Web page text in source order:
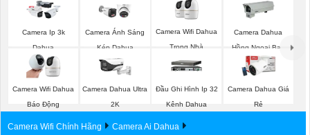
Camera Ip 3k
Dahua
Camera Ánh Sáng
Kép Dahua
Camera Wifi Dahua
Trong Nhà
Camera Dahua
Hồng Ngoại Ban
Đêm
Camera Wifi Dahua
Báo Động
Camera Dahua Ultra
2K
Đầu Ghi Hình Ip 32
Kênh Dahua
Camera Dahua Giá
Rẻ
Camera Wifi Chính Hãng Camera Ai Dahua